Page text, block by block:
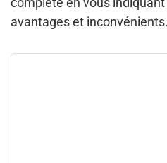
avantages et inconvénients.